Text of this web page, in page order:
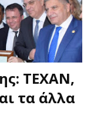
ΤΕΧΑΝ,
τα άλλα